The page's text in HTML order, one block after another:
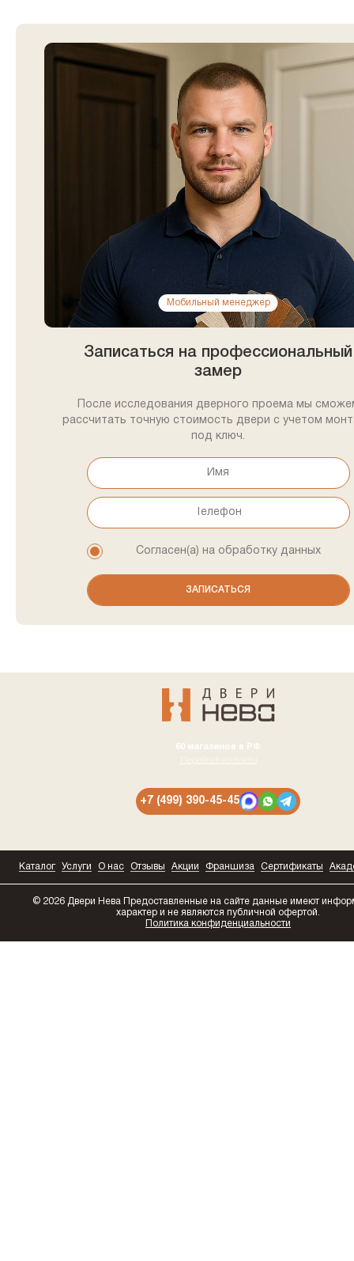
Мобильный менеджер
Записаться на профессиональный
замер
После исследования дверного проема мы
рассчитать точную стоимость двери с учетом
под ключ.
Согласен(а) на обработку данных
60 магазинов в РФ
+7 (499) 390-45-45
Каталог Услуги О нас Отзывы Акции Франшиза Сертификаты
© 2026 Двери Нева Предоставленные на сайте данные имеют
характер и не являются публичной офертой.
Политика конфиденциальности